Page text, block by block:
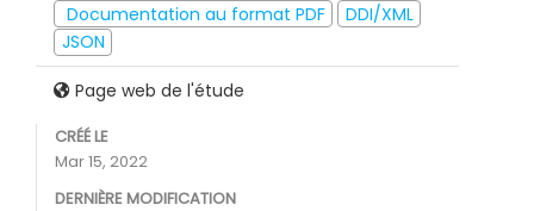
Documentation au format PDF
DDI/XML
JSON
Page web de l'étude
CRÉÉ LE
Mar 15, 2022
DERNIÈRE MODIFICATION